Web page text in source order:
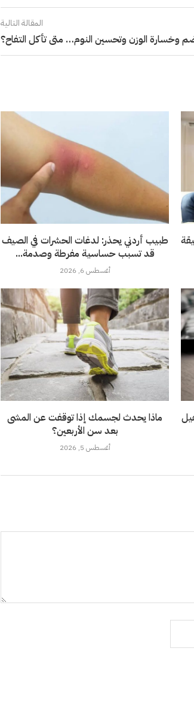
المقالة التالية
وخسارة الوزن وتحسين النوم… متى تأكل التفاح؟
طبيب أردني يحذر: لدغات الحشرات في الصيف
قد تسبب حساسية مفرطة وصدمة...
أغسطس 6, 2026
ماذا يحدث لجسمك إذا توقفت عن المشى
بعد سن الأربعين؟
أغسطس 5, 2026